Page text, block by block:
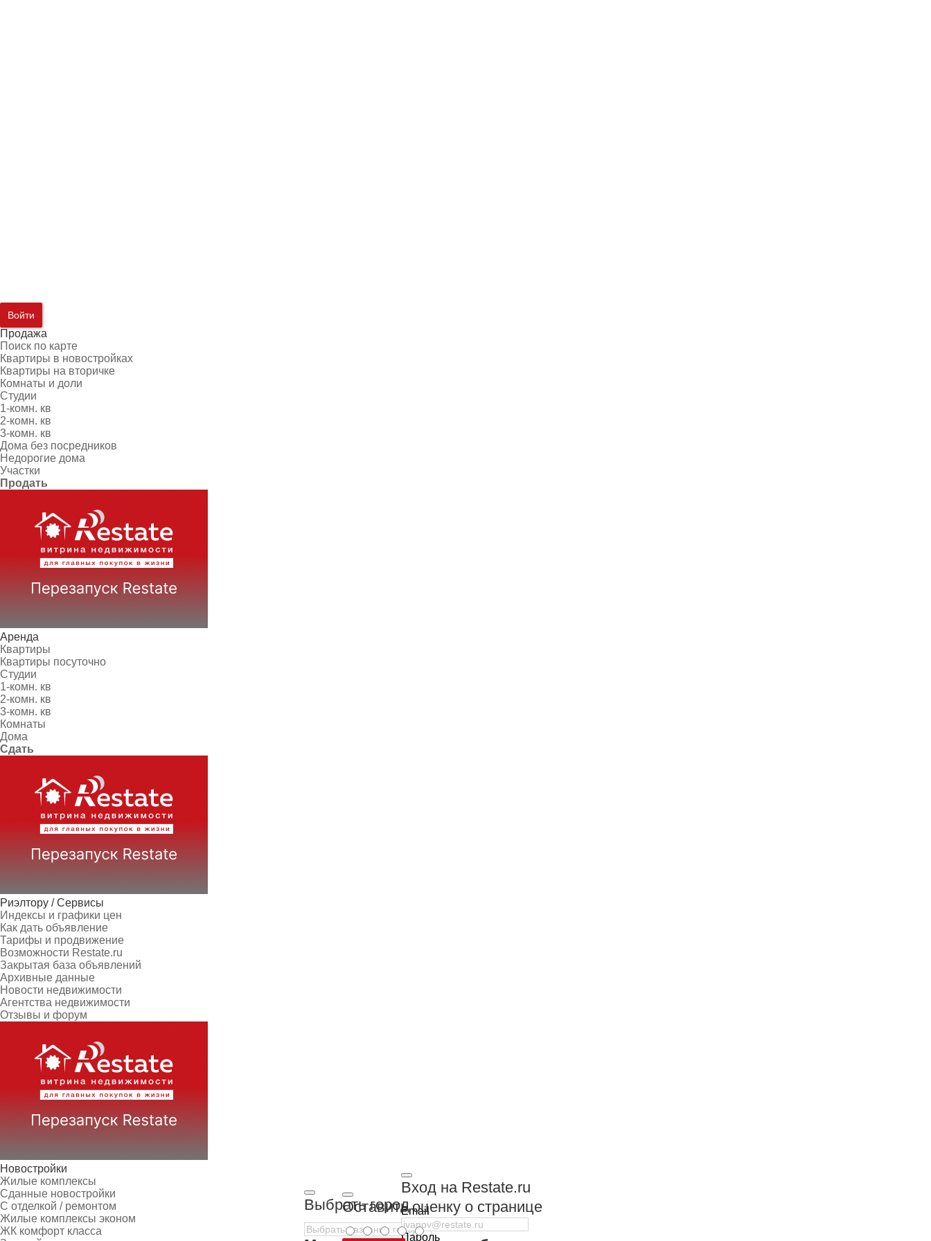
Войти
Продажа
Поиск по карте
Квартиры в новостройках
Квартиры на вторичке
Комнаты и доли
Студии
1-комн. кв
2-комн. кв
3-комн. кв
Дома без посредников
Недорогие дома
Участки
Продать
Аренда
Квартиры
Квартиры посуточно
Студии
1-комн. кв
2-комн. кв
3-комн. кв
Комнаты
Дома
Сдать
Риэлтору / Сервисы
Индексы и графики цен
Как дать объявление
Тарифы и продвижение
Возможности Restate.ru
Закрытая база объявлений
Архивные данные
Новости недвижимости
Агентства недвижимости
Отзывы и форум
Новостройки
Жилые комплексы
Сданные новостройки
С отделкой / ремонтом
Жилые комплексы эконом
ЖК комфорт класса
Выбрать город
Вход на Restate.ru
Email
Пароль
Оставить оценку о странице